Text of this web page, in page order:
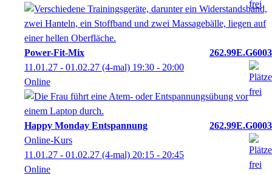
Power-Fit-Mix
262.99E.G6003
11.01.27 - 01.02.27 (4-mal) 19:30 - 20:00
Online
Happy Monday Entspannung
262.99E.G0003
Online-Kurs
11.01.27 - 01.02.27 (4-mal) 20:15 - 20:45
Online